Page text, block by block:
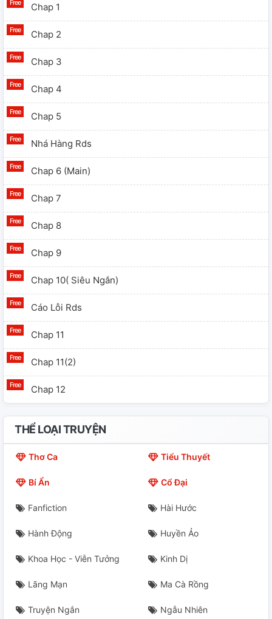
Chap 1
Chap 2
Chap 3
Chap 4
Chap 5
Nhá Hàng Rds
Chap 6 (Main)
Chap 7
Chap 8
Chap 9
Chap 10( Siêu Ngắn)
Cáo Lỗi Rds
Chap 11
Chap 11(2)
Chap 12
THỂ LOẠI TRUYỆN
Thơ Ca Tiểu Thuyết
Bí Ẩn Cổ Đại
Fanfiction Hài Hước
Hành Động Huyền Ảo
Khoa Học - Viễn Tưởng Kinh Dị
Lãng Mạn Ma Cà Rồng
Truyện Ngắn Ngẫu Nhiên